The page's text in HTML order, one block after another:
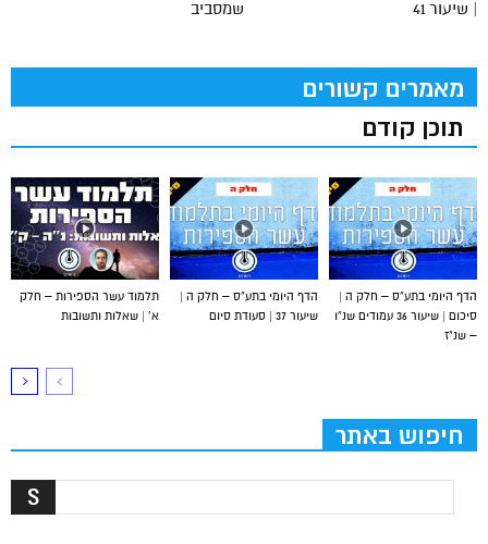
שמסביב
| שיעור 41
מאמרים קשורים
תוכן קודם
תלמוד עשר הספירות – חלק
א’ | שאלות ותשובות
הדף היומי בתע”ס – חלק ה |
שיעור 37 | סעודת סיום
הדף היומי בתע”ס – חלק ה |
סיכום | שיעור 36 עמודים שנ”ו
– שנ”ז
חיפוש באתר